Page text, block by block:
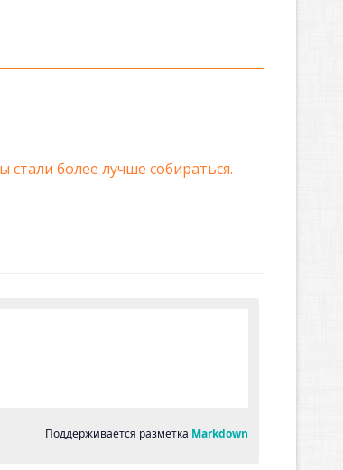
более лучше собираться.